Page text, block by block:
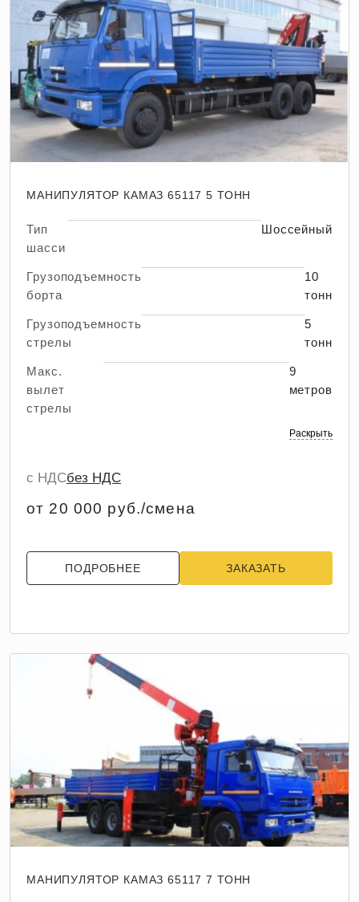
МАНИПУЛЯТОР КАМАЗ 65117 5 ТОНН
Тип
шасси
Шоссейный
Грузоподъемность
борта
10
тонн
Грузоподъемность
стрелы
5
тонн
Макс.
вылет
стрелы
9
метров
Раскрыть
с НДСбез НДС
от 20 000 руб./смена
ПОДРОБНЕЕ ЗАКАЗАТЬ
МАНИПУЛЯТОР КАМАЗ 65117 7 ТОНН